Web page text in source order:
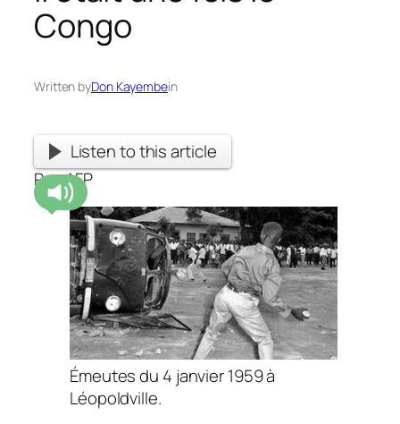
Congo
Written byDon Kayembein
Listen to this article
Par AFP
Émeutes du 4 janvier 1959 à
Léopoldville.